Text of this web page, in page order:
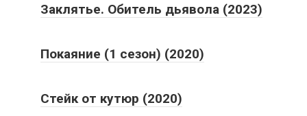
Заклятье. Обитель дьявола (2023)
Покаяние (1 сезон) (2020)
Стейк от кутюр (2020)